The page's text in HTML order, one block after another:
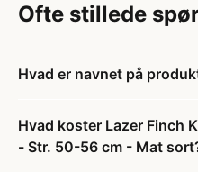
Ofte stillede
Hvad er navnet på
Hvad koster Lazer Finch
- Str. 50-56 cm - Mat